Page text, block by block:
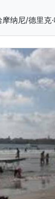
纳尼/德里克